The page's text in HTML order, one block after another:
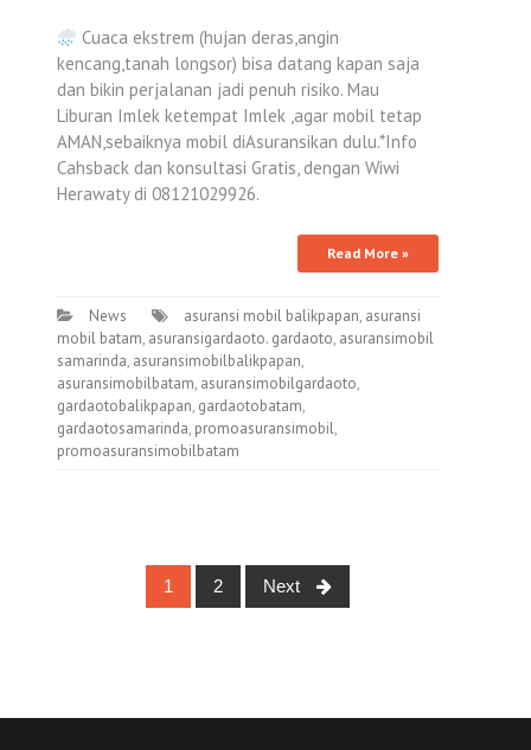
Cuaca ekstrem (hujan deras,angin
kencang,tanah longsor) bisa datang kapan saja
dan bikin perjalanan jadi penuh risiko. Mau
Liburan Imlek ketempat Imlek ,agar mobil tetap
AMAN,sebaiknya mobil diAsuransikan dulu.*Info
Cahsback dan konsultasi Gratis, dengan Wiwi
Herawaty di 08121029926.
Read More »
News asuransi mobil balikpapan, asuransi
mobil batam, asuransigardaoto. gardaoto, asuransimobil
samarinda, asuransimobilbalikpapan,
asuransimobilbatam, asuransimobilgardaoto,
gardaotobalikpapan, gardaotobatam,
gardaotosamarinda, promoasuransimobil,
promoasuransimobilbatam
navigation
1 2 Next